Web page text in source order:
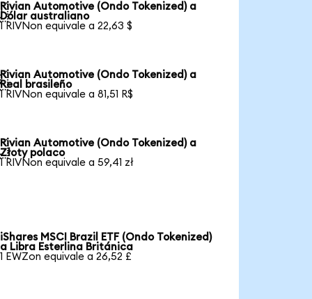
Rivian Automotive (Ondo Tokenized) a
Dólar australiano
1 RIVNon equivale a 22,63 $
Rivian Automotive (Ondo Tokenized) a
Real brasileño
1 RIVNon equivale a 81,51 R$
Rivian Automotive (Ondo Tokenized) a
Złoty polaco
1 RIVNon equivale a 59,41 zł
iShares MSCI Brazil ETF (Ondo Tokenized)
a Libra Esterlina Británica
1 EWZon equivale a 26,52 £